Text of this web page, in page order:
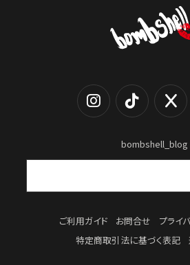
bombshell_blog
ご利用ガイド お問合せ
プライ
特定商取引法に基づく表記